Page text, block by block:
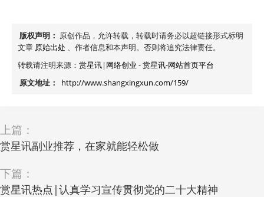
版权声明： 原创作品，允许转载，转载时请务必以超链接形式标明
文章 原始出处 、作者信息和本声明。否则将追究法律责任。
转载请注明来源： 赏星讯|网络创业 -赏星讯-网站首页平台
原文地址：
http://www.shangxingxun.com/159/
上篇：
赏星讯副业推荐，在家就能轻松做
下篇：
赏星讯热点|认真学习宣传贯彻党的二十大精神